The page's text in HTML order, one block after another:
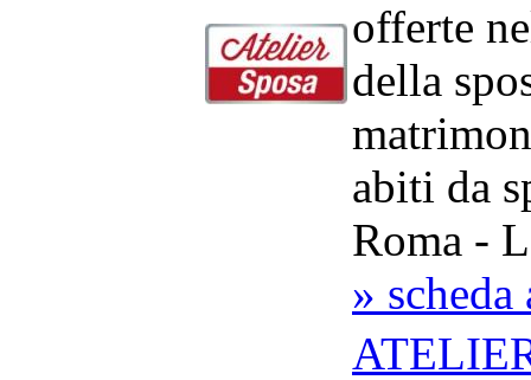
offerte
della
abiti da
Roma -
» scheda